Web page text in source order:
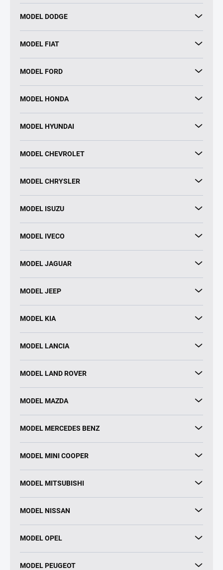
MODEL DODGE
MODEL FIAT
MODEL FORD
MODEL HONDA
MODEL HYUNDAI
MODEL CHEVROLET
MODEL CHRYSLER
MODEL ISUZU
MODEL IVECO
MODEL JAGUAR
MODEL JEEP
MODEL KIA
MODEL LANCIA
MODEL LAND ROVER
MODEL MAZDA
MODEL MERCEDES BENZ
MODEL MINI COOPER
MODEL MITSUBISHI
MODEL NISSAN
MODEL OPEL
MODEL PEUGEOT